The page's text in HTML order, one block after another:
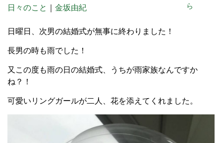
ら
日々のこと
金坂由紀
日曜日、次男の結婚式が無事に終わりました！
長男の時も雨でした！
又この度も雨の日の結婚式、うちが雨家族なんですか
ね？！
可愛いリングガールが二人、花を添えてくれました。